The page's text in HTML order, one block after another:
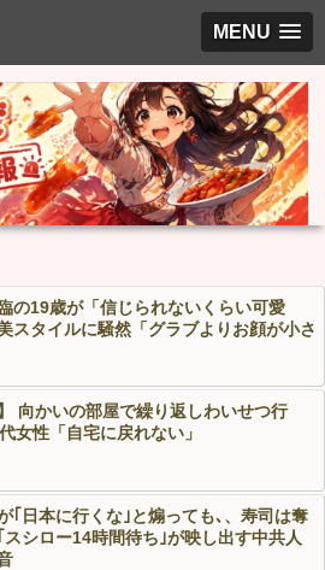
MENU
の19歳が「信じられないくらい可愛
スタイルに騒然「グラブよりお顔が小さ
】 向かいの部屋で繰り返しわいせつ行
女性「自宅に戻れない」
｢日本に行くな｣と煽っても､、寿司は奪
スシロー14時間待ち｣が映し出す中共人